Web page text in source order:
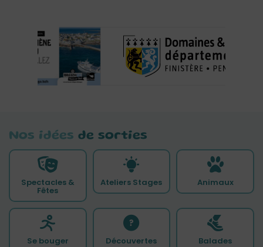
Nos idées de sorties
Spectacles &
Fêtes
Ateliers Stages Animaux
Se bouger Découvertes Balades